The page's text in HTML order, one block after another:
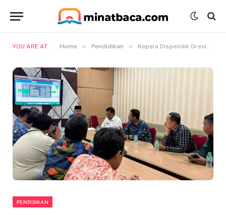
YOU ARE AT: Home » Pendidikan » Kepala Dispendik Gresik; Seluruh Tahapan SPMB Telah Dilaksanakan Sesuai Ketentuan yang Berlaku
PENDIDIKAN